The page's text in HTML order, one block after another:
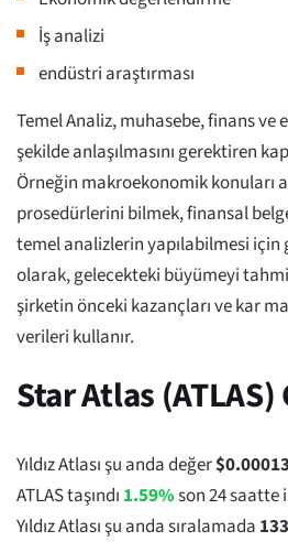
İş analizi
endüstri araştırması
Temel Analiz, muhasebe, finans ve
şekilde anlaşılmasını gerektiren
Örneğin makroekonomik konuları
prosedürlerini bilmek, finansal
temel analizlerin yapılabilmesi için
olarak, gelecekteki büyümeyi
şirketin önceki kazançları ve kar
verileri kullanır.
Star Atlas (ATLAS)
Yıldız Atlası şu anda değer$0.00013
ATLAS taşındı 1.59%son 24 saatte
Yıldız Atlası şu anda sıralamada